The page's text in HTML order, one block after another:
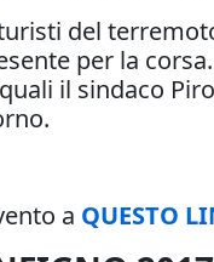
del
per la
il sindaco
a QUESTO